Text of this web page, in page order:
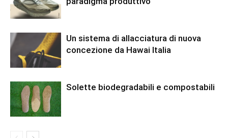
Un sistema di allacciatura di nuova
concezione da Hawai Italia
Solette biodegradabili e compostabili